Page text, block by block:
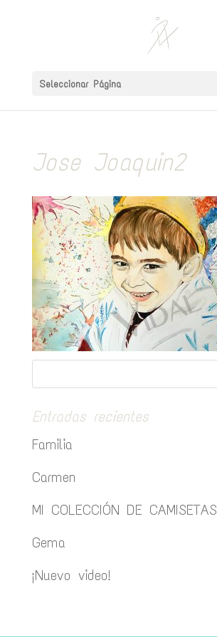
Seleccionar Página
Jose Joaquin2
Entradas recientes
Familia
Carmen
MI COLECCIÓN DE CAMISETAS
Gema
¡Nuevo video!